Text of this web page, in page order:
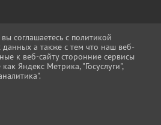
ПЕРСОНАЛЬНЫХ
соглашаетесь с политикой
а также с тем что наш веб-
к веб-сайту сторонние сервисы
Яндекс Метрика, "Госуслуги",